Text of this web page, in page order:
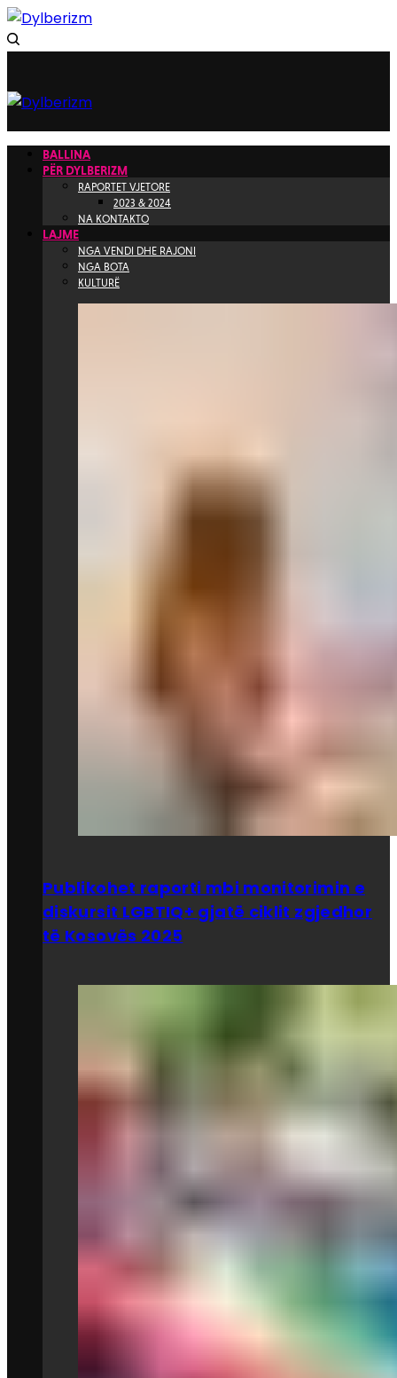
BALLINA
PËR DYLBERIZM
RAPORTET VJETORE
2023 & 2024
NA KONTAKTO
LAJME
NGA VENDI DHE RAJONI
NGA BOTA
KULTURË
Publikohet raporti mbi monitorimin e
diskursit LGBTIQ+ gjatë ciklit zgjedhor
të Kosovës 2025